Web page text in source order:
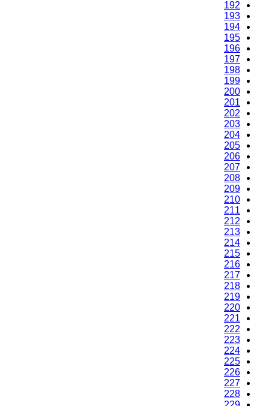
192
193
194
195
196
197
198
199
200
201
202
203
204
205
206
207
208
209
210
211
212
213
214
215
216
217
218
219
220
221
222
223
224
225
226
227
228